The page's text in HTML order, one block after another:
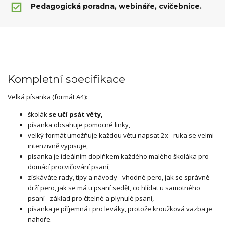
Pedagogická poradna, webináře, cvičebnice.
Kompletní specifikace
Velká písanka (formát A4):
školák se učí psát věty,
písanka obsahuje pomocné linky,
velký formát umožňuje každou větu napsat 2x - ruka se velmi
intenzivně vypisuje,
písanka je ideálním doplňkem každého malého školáka pro
domácí procvičování psaní,
získáváte rady, tipy a návody - vhodné pero, jak se správně
drží pero, jak se má u psaní sedět, co hlídat u samotného
psaní - základ pro čitelné a plynulé psaní,
písanka je příjemná i pro leváky, protože kroužková vazba je
nahoře.